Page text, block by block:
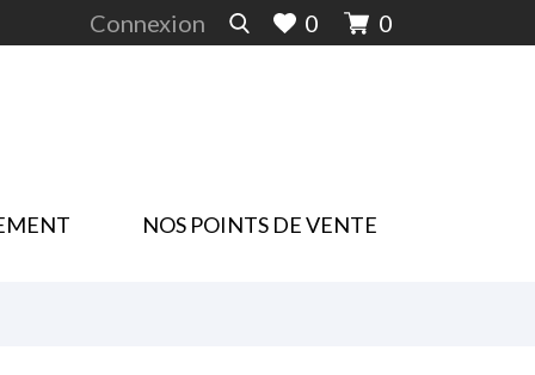
Connexion 0 0
NOS POINTS DE VENTE